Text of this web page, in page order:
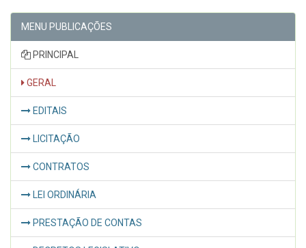
MENU PUBLICAÇÕES
PRINCIPAL
GERAL
EDITAIS
LICITAÇÃO
CONTRATOS
LEI ORDINÁRIA
PRESTAÇÃO DE CONTAS